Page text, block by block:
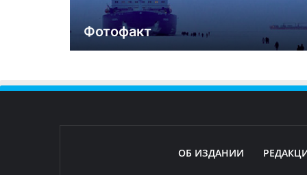
Фотофакт
ОБ ИЗДАНИИ